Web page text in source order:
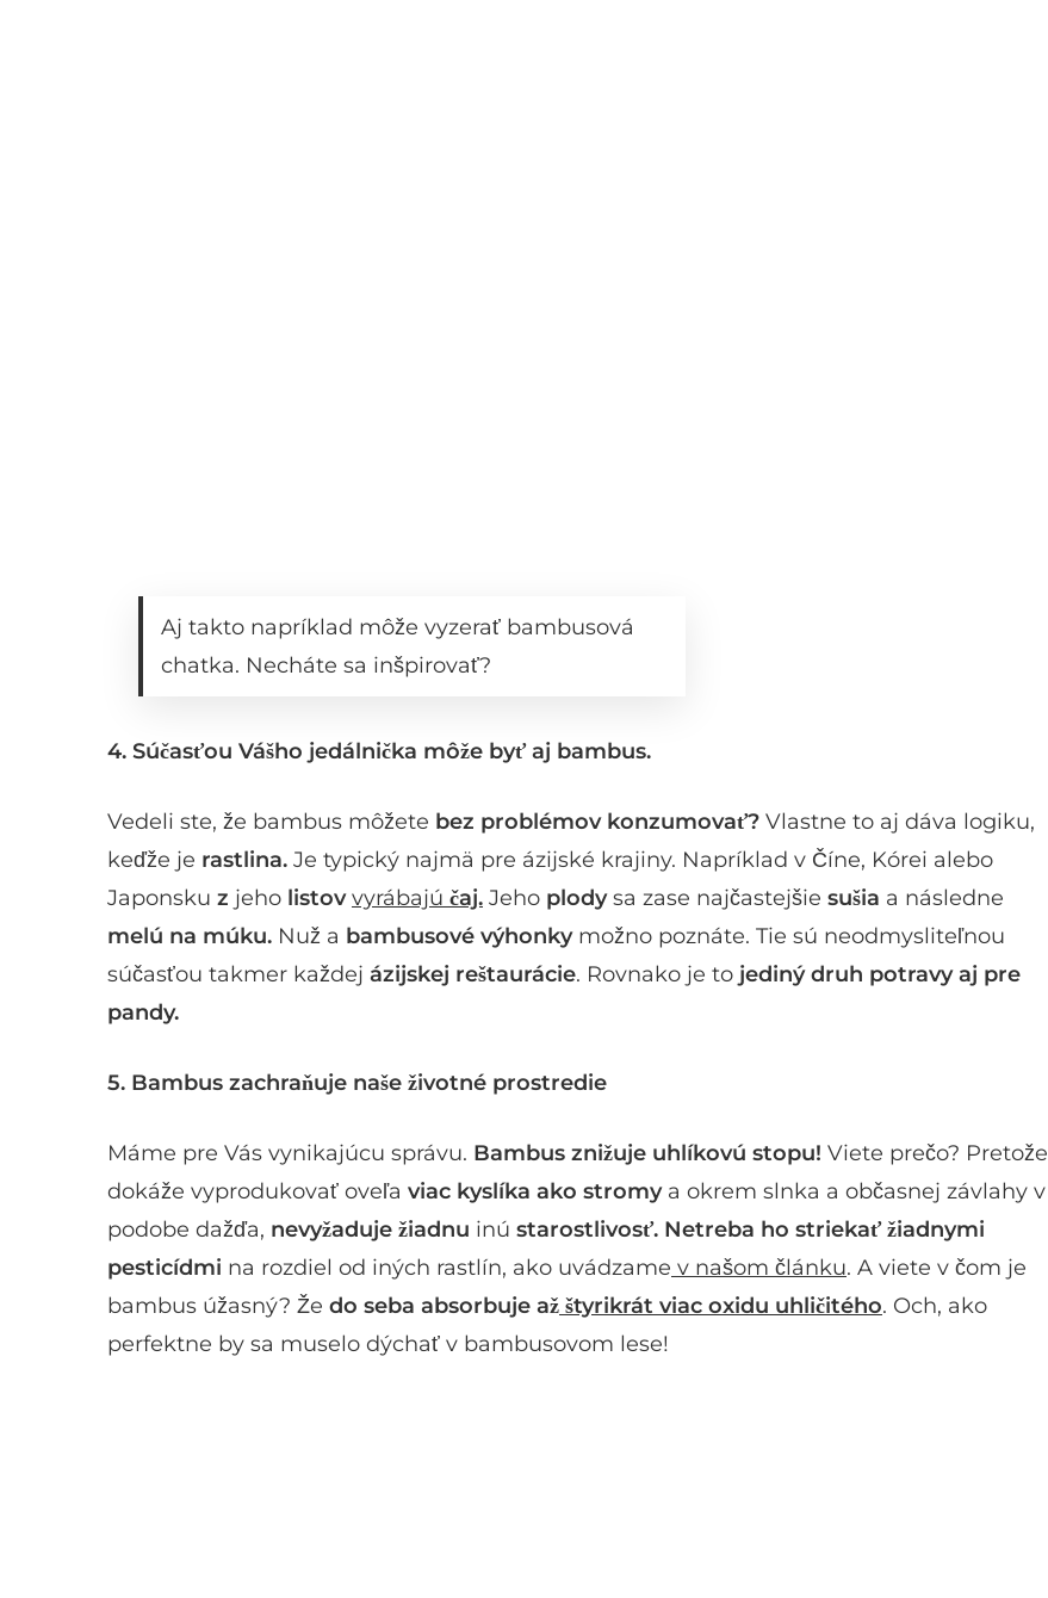
Aj takto napríklad môže vyzerať bambusová
chatka. Necháte sa inšpirovať?
4. Súčasťou Vášho jedálnička môže byť aj bambus.
Vedeli ste, že bambus môžete bez problémov konzumovať? Vlastne to aj dáva logiku,
keďže je rastlina. Je typický najmä pre ázijské krajiny. Napríklad v Číne, Kórei alebo
Japonsku z jeho listovvyrábajú čaj. Jeho plodysa zase najčastejšie sušia a následne
melú na múku. Nuž a bambusové výhonky možno poznáte. Tie sú neodmysliteľnou
súčasťou takmer každej ázijskej reštaurácie. Rovnako je to jediný druh potravy aj pre
pandy.
5. Bambus zachraňuje naše životné prostredie
Máme pre Vás vynikajúcu správu. Bambus znižuje uhlíkovú stopu! Viete prečo? Pretože
dokáže vyprodukovať oveľa viac kyslíka ako stromya okrem slnka a občasnej závlahy v
podobe dažďa, nevyžaduje žiadnu inú starostlivosť. Netreba ho striekať žiadnymi
pesticídmi na rozdiel od iných rastlín, ako uvádzame v našom článku. A viete v čom je
bambus úžasný? Že do seba absorbuje až štyrikrát viac oxidu uhličitého. Och, ako
perfektne by sa muselo dýchať v bambusovom lese!